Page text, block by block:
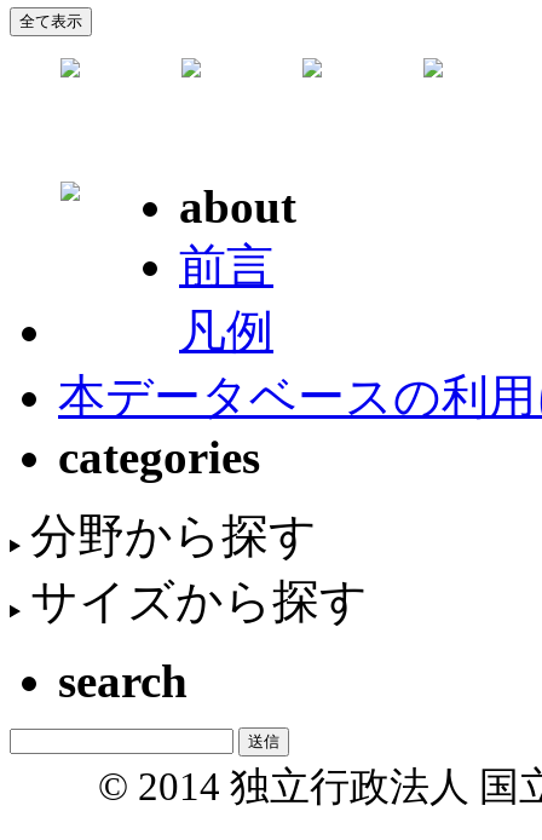
about
前言
凡例
本データベースの利
categories
分野から探す
サイズから探す
search
© 2014 独立行政法人 国